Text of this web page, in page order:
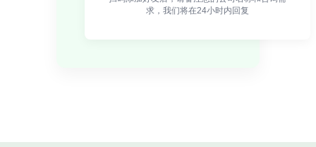
求，我们将在24小时内回复